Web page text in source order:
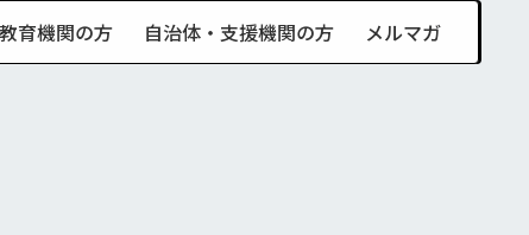
育機関の方 自治体・支援機関の方 メルマガ